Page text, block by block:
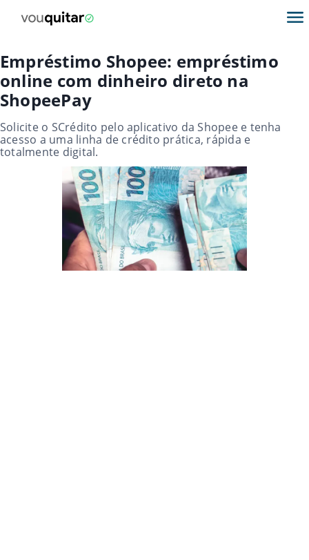
Empréstimo Shopee: empréstimo
online com dinheiro direto na
ShopeePay
Solicite o SCrédito pelo aplicativo da Shopee e tenha
acesso a uma linha de crédito prática, rápida e
totalmente digital.